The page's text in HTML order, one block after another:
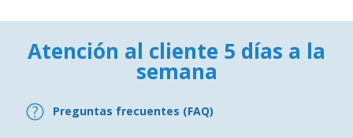
Atención al cliente 5 días a la
semana
Preguntas frecuentes (FAQ)